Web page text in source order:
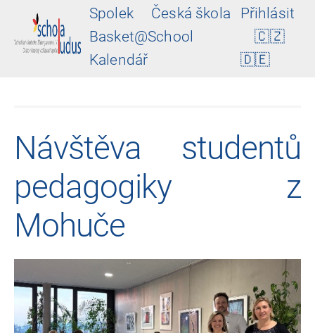
Spolek
Česká škola
Basket@School
Kalendář
Přihlásit
🇨🇿
🇩🇪
Návštěva studentů
pedagogiky z
Mohuče